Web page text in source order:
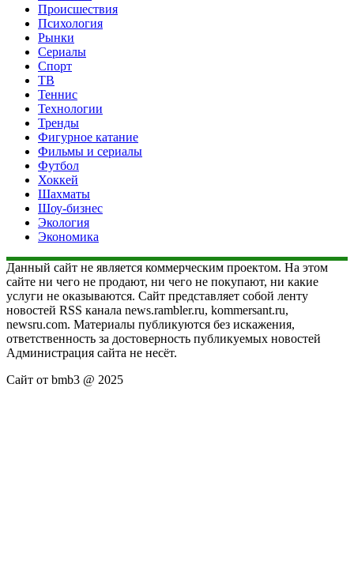
Происшествия
Психология
Рынки
Сериалы
Спорт
ТВ
Теннис
Технологии
Тренды
Фигурное катание
Фильмы и сериалы
Футбол
Хоккей
Шахматы
Шоу-бизнес
Экология
Экономика
Данный сайт не является коммерческим проектом. На этом
сайте ни чего не продают, ни чего не покупают, ни какие
услуги не оказываются. Сайт представляет собой ленту
новостей RSS канала news.rambler.ru, kommersant.ru,
newsru.com. Материалы публикуются без искажения,
ответственность за достоверность публикуемых новостей
Администрация сайта не несёт.
Сайт от bmb3 @ 2025